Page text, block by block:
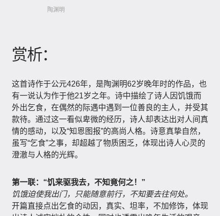
陶渊明
赏析：
这首诗作于公元426年，是陶渊明62岁晚年时的作品，也
有一说认为作于他21岁之年。诗中描绘了诗人因饥饿而
外出乞食，在偶然的际遇中遇到一位善良的主人，并受其
款待。通过这一看似卑微的经历，诗人却表达出对人间真
情的感动，以及“知恩图报”的高尚人格。诗意真挚自然，
虽写“乞食”之事，却超越了物质困乏，体现出诗人心灵的
澄澈与人格的光辉。
第一联：“饥来驱我去，不知竟何之！”
饥饿迫使我出门，只能随意前行，不知要去往何处。
开篇直接点出乞食的动因，真实、坦率，不加修饰，体现